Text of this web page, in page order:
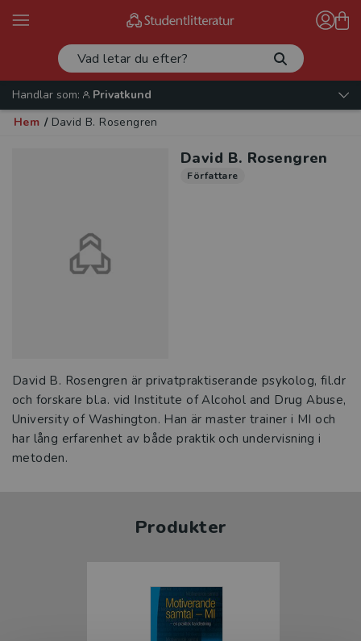
Handlar som:
Privatkund
Hem / David B. Rosengren
David B. Rosengren
Författare
David B. Rosengren är privatpraktiserande psykolog, fil.dr
och forskare bl.a. vid Institute of Alcohol and Drug Abuse,
University of Washington. Han är master trainer i MI och
har lång erfarenhet av både praktik och undervisning i
metoden.
Produkter